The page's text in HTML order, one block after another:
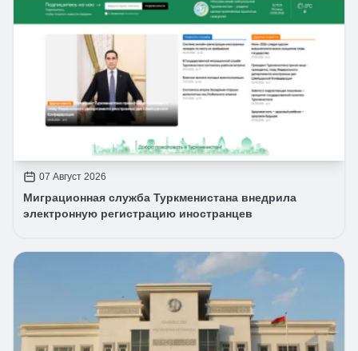
07 Август 2026
Миграционная служба Туркменистана внедрила
электронную регистрацию иностранцев